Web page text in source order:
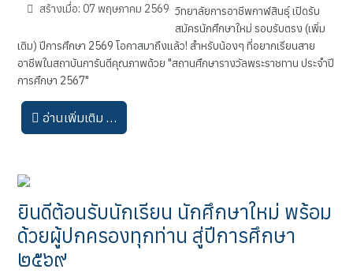
สร้างเมื่อ: 07 พฤษภาคม 2569 วิทยาลัยการอาชีพกาฬสินธุ์ เปิดรับ
สมัครนักศึกษาใหม่ รอบรับตรง (เพิ่ม
เติม) ปีการศึกษา 2569 โอกาสมาถึงแล้ว! สำหรับน้องๆ ที่อยากเรียนสาย
อาชีพในสถาบันการันตีคุณภาพด้วย "สถานศึกษารางวัลพระราชทาน ประจำปี
การศึกษา 2567"
อ่านเพิ่มเติม …
ยินดีต้อนรับนักเรียน นักศึกษาใหม่ พร้อม
ด้วยผู้ปกครองทุกท่าน สู่ปีการศึกษา
๒๕๖๙